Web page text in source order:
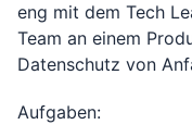
eng mit dem Tech
Team an einem
Datenschutz von
Aufgaben: